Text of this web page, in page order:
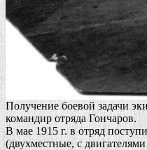
Получение боевой задачи
командир отряда Гончаров.
В мае 1915 г. в отряд
(двухместные, с